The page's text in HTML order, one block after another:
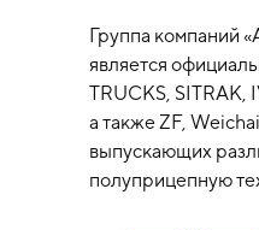
Группа компаний
является
TRUCKS, SITRAK,
а также ZF,
выпускающих
полуприцепную